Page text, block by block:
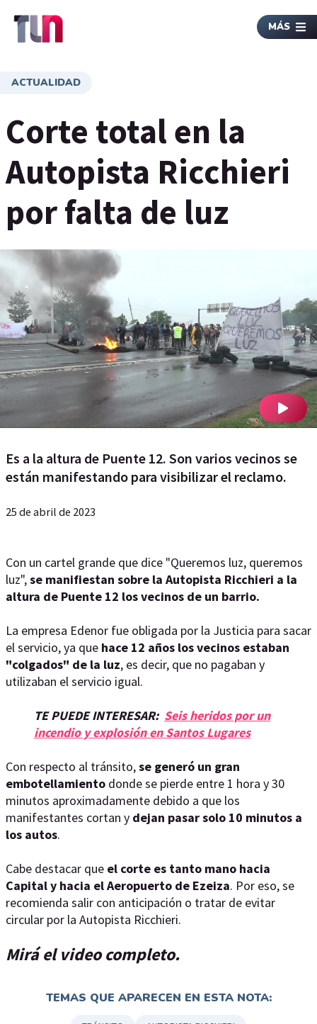
MÁS
ACTUALIDAD
Corte total en la
Autopista Ricchieri
por falta de luz
Es a la altura de Puente 12. Son varios vecinos se
están manifestando para visibilizar el reclamo.
25 de abril de 2023
Con un cartel grande que dice "Queremos luz, queremos
luz",se manifiestan sobre la Autopista Ricchieri a la
altura de Puente 12 los vecinos de un barrio.
La empresa Edenor fue obligada por la Justicia para sacar
el servicio, ya que hace 12 años los vecinos estaban
"colgados" de la luz, es decir, que no pagaban y
utilizaban el servicio igual.
TE PUEDE INTERESAR: Seis heridos por un
incendio y explosión en Santos Lugares
Con respecto al tránsito,se generó un gran
embotellamiento donde se pierde entre 1 hora y 30
minutos aproximadamente debido a que los
manifestantes cortan y dejan pasar solo 10 minutos a
los autos.
Cabe destacar que el corte es tanto mano hacia
Capital y hacia el Aeropuerto de Ezeiza. Por eso, se
recomienda salir con anticipación o tratar de evitar
circular por la Autopista Ricchieri.
Mirá el video completo.
TEMAS QUE APARECEN EN ESTA NOTA: